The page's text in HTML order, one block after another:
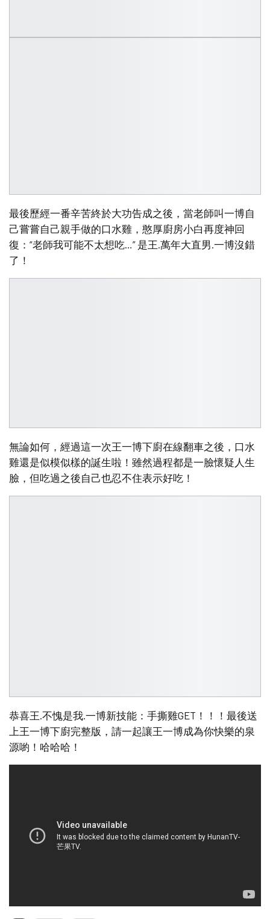
最後歷經一番辛苦終於大功告成之後，當老師叫一博自
己嘗嘗自己親手做的口水雞，憨厚廚房小白再度神回
復：“老師我可能不太想吃…” 是王.萬年大直男.一博沒錯
了！
無論如何，經過這一次王一博下廚在線翻車之後，口水
雞還是似模似樣的誕生啦！雖然過程都是一臉懷疑人生
臉，但吃過之後自己也忍不住表示好吃！
恭喜王.不愧是我.一博新技能：手撕雞GET！！！最後送
上王一博下廚完整版，請一起讓王一博成為你快樂的泉
源喲！哈哈哈！